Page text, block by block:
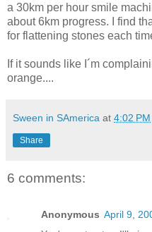
a 30km per hour smile
about 6km progress. I find
for flattening stones each
If it sounds like I´m
orange....
Sween in SAmerica at 4:02 PM
Share
6 comments:
Anonymous April 9,